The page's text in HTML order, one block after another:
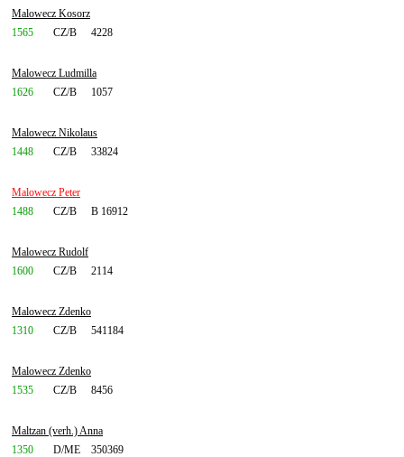
Malowecz Kosorz
1565
CZ/B 4228
Malowecz Ludmilla
1626
CZ/B 1057
Malowecz Nikolaus
1448
CZ/B 33824
Malowecz Peter
1488
CZ/B B 16912
Malowecz Rudolf
1600
CZ/B 2114
Malowecz Zdenko
1310
CZ/B 541184
Malowecz Zdenko
1535
CZ/B 8456
Maltzan (verh.) Anna
1350
D/ME 350369